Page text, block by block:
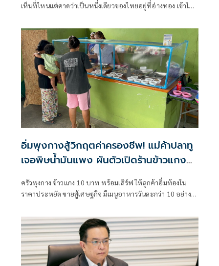
เห็นที่ไหนแต่คาดว่าเป็นหนึ่งเดียวของไทยอยู่ที่อ่างทอง เข้าใจ
อิ่มพุงกางสู้วิกฤตค่าครองชีพ! แม่ค้าปลาทู
เจอพิษน้ำมันแพง ผันตัวเปิดร้านข้าวแกง
ครัวพุงกาง ข้าวแกง 10 บาท พร้อมเสิร์ฟ ให้ลูกค้าอิ่มท้องใน
ราคาประหยัด ขายสู้เศษฐกิจ มีเมนูอาหารวันละกว่า 10 อย่าง
ถุงกลับบ้าน 20 บาท เปิดทุกวันตั้งแต่เวลา 06.00-14.00 น.